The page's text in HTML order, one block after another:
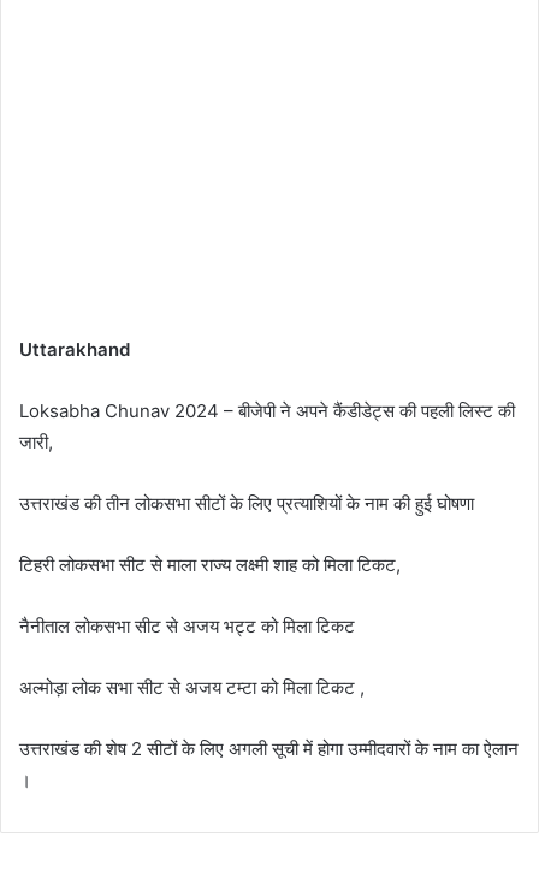
Uttarakhand
Loksabha Chunav 2024 – बीजेपी ने अपने कैंडीडेट्स की पहली लिस्ट की
जारी,
उत्तराखंड की तीन लोकसभा सीटों के लिए प्रत्याशियों के नाम की हुई घोषणा
टिहरी लोकसभा सीट से माला राज्य लक्ष्मी शाह को मिला टिकट,
नैनीताल लोकसभा सीट से अजय भट्ट को मिला टिकट
अल्मोड़ा लोक सभा सीट से अजय टम्टा को मिला टिकट ,
उत्तराखंड की शेष 2 सीटों के लिए अगली सूची में होगा उम्मीदवारों के नाम का ऐलान
।